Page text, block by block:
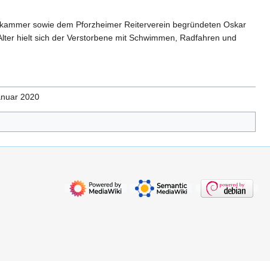
sowie dem Pforzheimer Reiterverein begründeten Oskar
hielt sich der Verstorbene mit Schwimmen, Radfahren und
2020